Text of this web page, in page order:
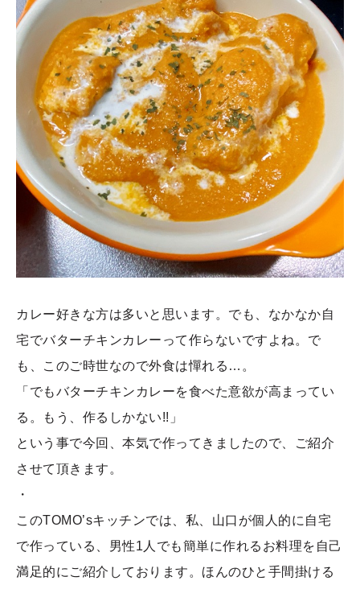
カレー好きな方は多いと思います。でも、なかなか自
宅でバターチキンカレーって作らないですよね。で
も、このご時世なので外食は憚れる…。
「でもバターチキンカレーを食べた意欲が高まってい
る。もう、作るしかない!!」
という事で今回、本気で作ってきましたので、ご紹介
させて頂きます。
・
このTOMO’sキッチンでは、私、山口が個人的に自宅
で作っている、男性1人でも簡単に作れるお料理を自己
満足的にご紹介しております。ほんのひと手間掛ける